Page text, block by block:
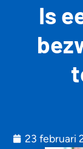
Is
23 februari